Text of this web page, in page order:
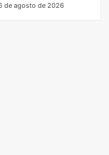
de agosto de 2026